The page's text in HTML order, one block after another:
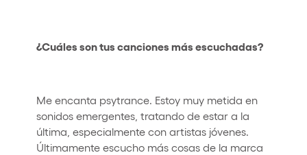
¿Cuáles son tus canciones más escuchadas?
Me encanta psytrance. Estoy muy metida en
sonidos emergentes, tratando de estar a la
última, especialmente con artistas jóvenes.
Últimamente escucho más cosas de la marca